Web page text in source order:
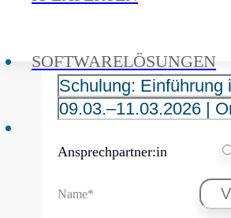
SOFTWARELÖSUNGEN
Vielen Dank für Ihre
Ansprechpartner:in
Name*